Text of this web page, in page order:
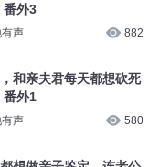
番外3
声 882
和亲夫君每天都想砍死
番外1
声 580